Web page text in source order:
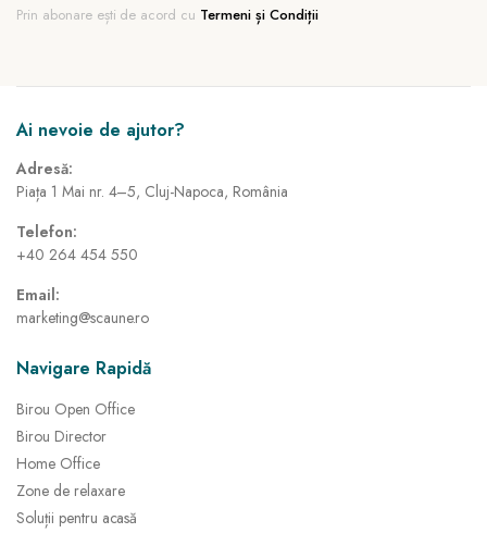
Prin abonare ești de acord cu Termeni și Condiții
Ai nevoie de ajutor?
Adresă:
Piața 1 Mai nr. 4–5, Cluj-Napoca, România
Telefon:
+40 264 454 550
Email:
marketing@scaune.ro
Navigare Rapidă
Birou Open Office
Birou Director
Home Office
Zone de relaxare
Soluții pentru acasă